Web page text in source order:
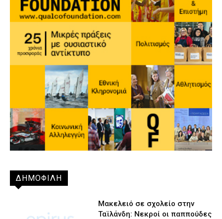
ΔΗΜΟΦΙΛΗ
Μακελειό σε σχολείο στην
Ταϊλάνδη: Νεκροί οι παππούδες